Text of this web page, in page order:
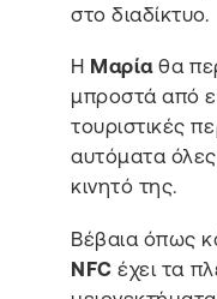
στο διαδίκτυο.
Η Μαρίαθα
μπροστά από
τουριστικές
αυτόματα
κινητό της.
Βέβαια όπως
NFC έχει τα